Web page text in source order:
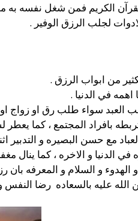
الكريم فمن شغل نفسه به
لجلب الرزق الوفير .
من ابواب الرزق .
اهمه في الدنيا .
العبد سواء طلب رق او زواج
بافراد المجتمع ، كما يعطر
مع حسن البصيره و التدبير
في الدنيا و الاخره ، كما
الهدوء و السلام و المعرفه بان
الله عليه بالسعاده رضا النفس